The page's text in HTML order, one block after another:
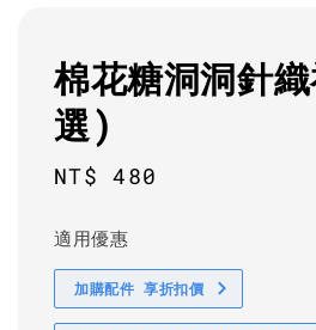
棉花糖洞洞針
選)
Regular
NT$ 480
適用優惠
加購配件 享折扣價